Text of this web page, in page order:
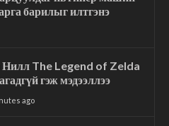
барилыг илтгэнэ
The Legend of Zelda
гэж мэдээллээ
ago